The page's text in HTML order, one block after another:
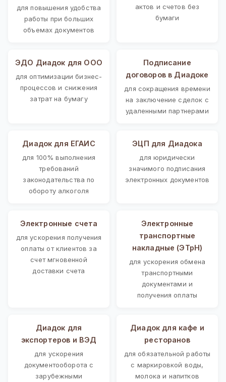
для повышения удобства
работы при больших
объемах документов
актов и счетов без
бумаги
ЭДО Диадок для ООО
для оптимизации бизнес-
процессов и снижения
затрат на бумагу
Подписание
договоров в Диадоке
для сокращения времени
на заключение сделок с
удаленными партнерами
Диадок для ЕГАИС
для 100% выполнения
требований
законодательства по
обороту алкоголя
ЭЦП для Диадока
для юридически
значимого подписания
электронных документов
Электронные счета
для ускорения получения
оплаты от клиентов за
счет мгновенной
доставки счета
Электронные
транспортные
накладные (ЭТрН)
для ускорения обмена
транспортными
документами и
получения оплаты
Диадок для
экспортеров и ВЭД
для ускорения
документооборота с
зарубежными
Диадок для кафе и
ресторанов
для обязательной работы
с маркировкой воды,
молока и напитков